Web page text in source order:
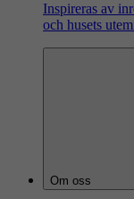
Inspireras av
och husets
Om oss